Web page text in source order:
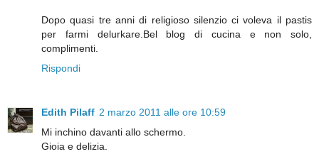
Dopo quasi tre anni di religioso silenzio ci voleva il pastis
per farmi delurkare.Bel blog di cucina e non solo,
complimenti.
Rispondi
Edith Pilaff 2 marzo 2011 alle ore 10:59
Mi inchino davanti allo schermo.
Gioia e delizia.